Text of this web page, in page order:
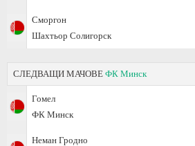
Сморгон
Шахтьор Солигорск
СЛЕДВАЩИ МАЧОВЕ ФК Минск
Гомел
ФК Минск
Неман Гродно